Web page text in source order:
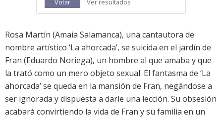
Votar
Ver resultados
Rosa Martín (Amaia Salamanca), una cantautora de
nombre artístico ‘La ahorcada’, se suicida en el jardín de
Fran (Eduardo Noriega), un hombre al que amaba y que
la trató como un mero objeto sexual. El fantasma de ‘La
ahorcada’ se queda en la mansión de Fran, negándose a
ser ignorada y dispuesta a darle una lección. Su obsesión
acabará convirtiendo la vida de Fran y su familia en un